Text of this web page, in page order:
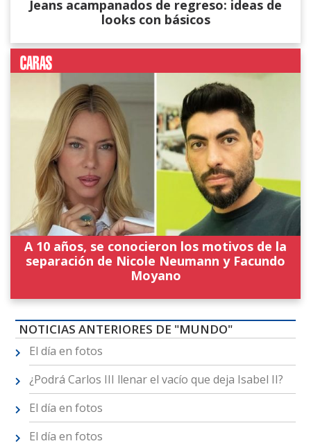
Jeans acampanados de regreso: ideas de
looks con básicos
A 10 años, se conocieron los motivos de la
separación de Nicole Neumann y Facundo
Moyano
NOTICIAS ANTERIORES DE "MUNDO"
El día en fotos
¿Podrá Carlos III llenar el vacío que deja Isabel II?
El día en fotos
El día en fotos